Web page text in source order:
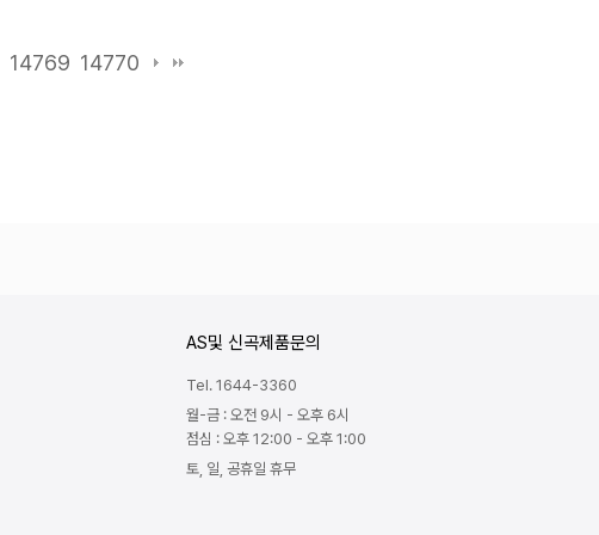
14769 14770
AS및 신곡제품문의
Tel. 1644-3360
월-금 : 오전 9시 - 오후 6시
점심 : 오후 12:00 - 오후 1:00
토, 일, 공휴일 휴무